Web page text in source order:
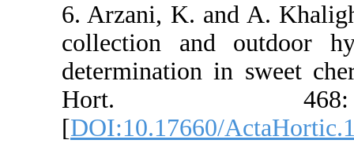
6. Arzani, K.
collection
determination
[